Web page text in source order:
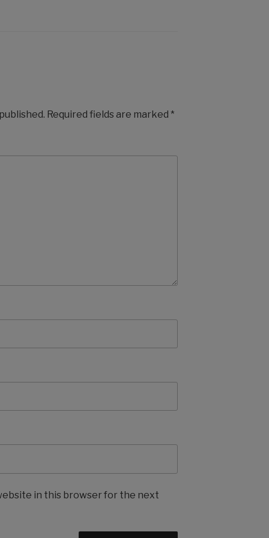
Required fields are marked *
in this browser for the next